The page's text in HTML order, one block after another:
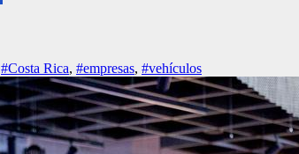
#Costa Rica, #empresas, #vehículos